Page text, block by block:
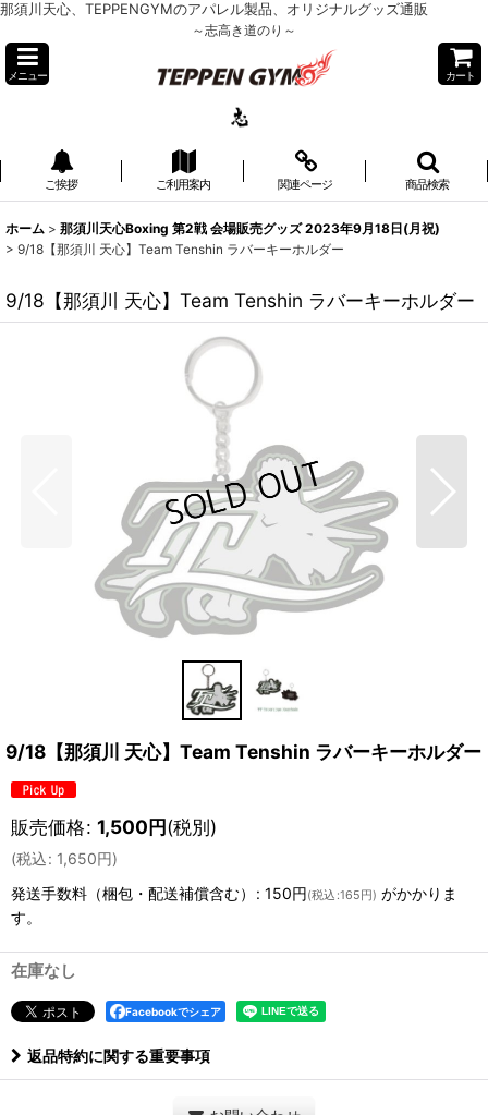
那須川天心、TEPPENGYMのアパレル製品、オリジナルグッズ通販
～志高き道のり～
メニュー カート
ご挨拶 ご利用案内 関連ページ 商品検索
ホーム > 那須川天心Boxing 第2戦 会場販売グッズ 2023年9月18日(月祝)
> 9/18【那須川 天心】Team Tenshin ラバーキーホルダー
9/18【那須川 天心】Team Tenshin ラバーキーホルダー
9/18【那須川 天心】Team Tenshin ラバーキーホルダー
販売価格: 1,500円(税別)
(税込: 1,650円)
発送手数料（梱包・配送補償含む）
: 150円(税込 :165円) がかかりま
す。
在庫なし
Facebookでシェア
返品特約に関する重要事項